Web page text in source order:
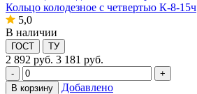
Кольцо колодезное с четвертью К-8-15ч
5,0
В наличии
ГОСТ ТУ
2 892 руб. 3 181 руб.
-
+
В корзину
Добавлено